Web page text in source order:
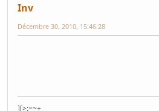
Inv
Décembre 30, 2010, 15:46:28
][>:=~+